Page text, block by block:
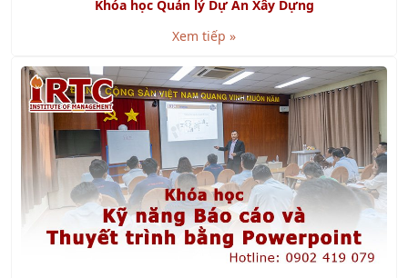
Khóa học Kỹ năng Báo cáo và Thuyết trình bằng
Powerpoint